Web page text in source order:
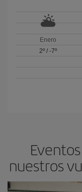
Enero
2º/ -7º
nuestros